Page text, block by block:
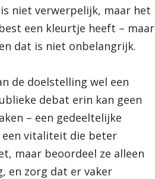
niet verwerpelijk, maar het
een kleurtje heeft – maar
dat is niet onbelangrijk.
de doelstelling wel een
debat erin kan geen
– een gedeeltelijke
vitaliteit die beter
maar beoordeel ze alleen
en zorg dat er vaker